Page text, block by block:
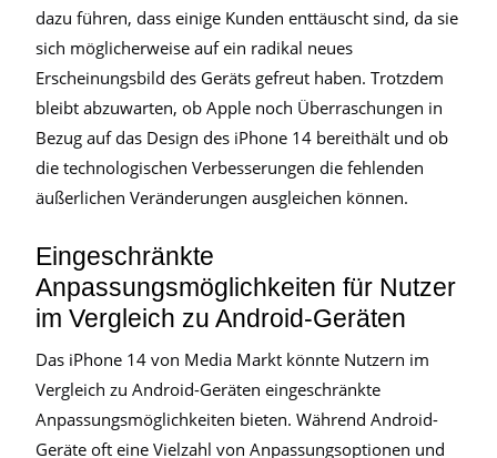
dazu führen, dass einige Kunden enttäuscht sind, da sie
sich möglicherweise auf ein radikal neues
Erscheinungsbild des Geräts gefreut haben. Trotzdem
bleibt abzuwarten, ob Apple noch Überraschungen in
Bezug auf das Design des iPhone 14 bereithält und ob
die technologischen Verbesserungen die fehlenden
äußerlichen Veränderungen ausgleichen können.
Eingeschränkte
Anpassungsmöglichkeiten für Nutzer
im Vergleich zu Android-Geräten
Das iPhone 14 von Media Markt könnte Nutzern im
Vergleich zu Android-Geräten eingeschränkte
Anpassungsmöglichkeiten bieten. Während Android-
Geräte oft eine Vielzahl von Anpassungsoptionen und